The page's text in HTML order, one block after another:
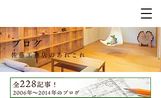
ブログ
佐藤工務店のあれこれ